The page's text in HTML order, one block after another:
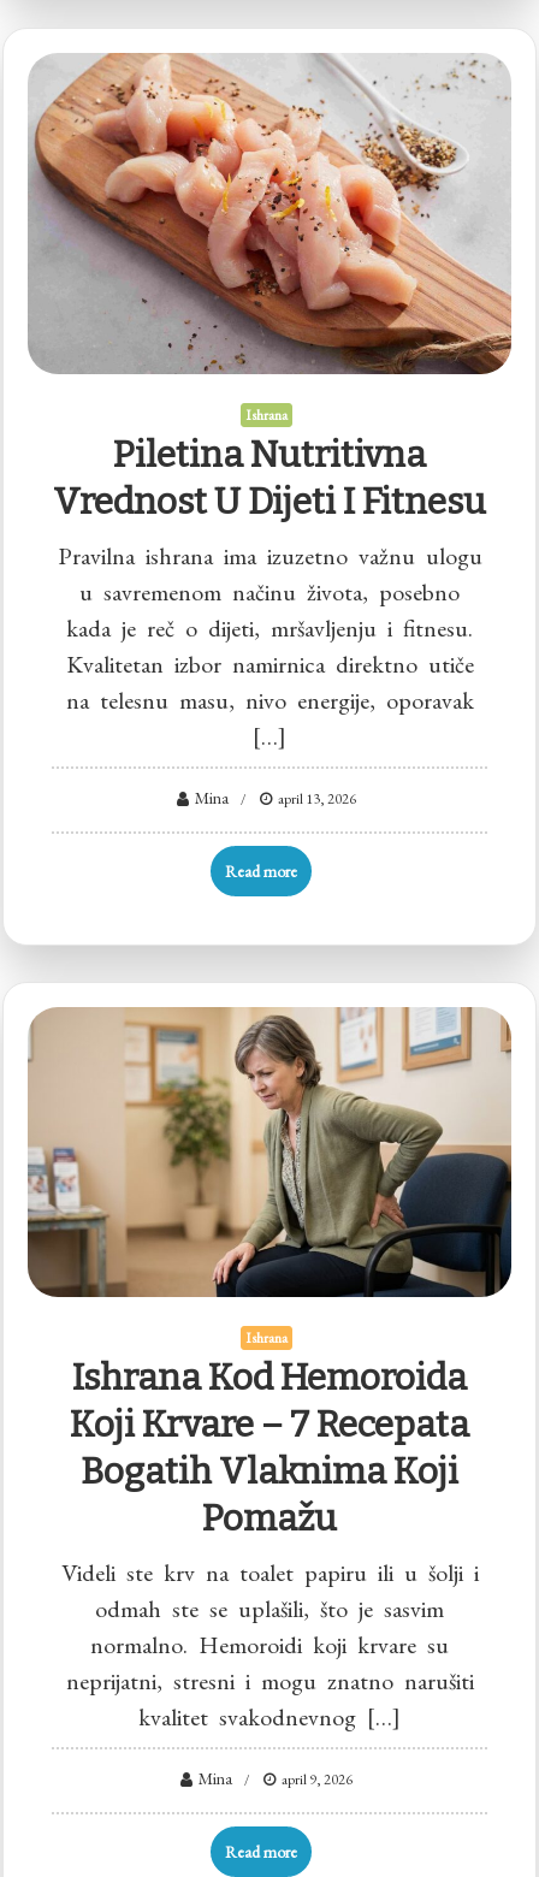
Ishrana
Piletina Nutritivna
Vrednost U Dijeti I Fitnesu
Pravilna ishrana ima izuzetno važnu ulogu
u savremenom načinu života, posebno
kada je reč o dijeti, mršavljenju i fitnesu.
Kvalitetan izbor namirnica direktno utiče
na telesnu masu, nivo energije, oporavak
[…]
Mina april 13, 2026
Read more
Ishrana
Ishrana Kod Hemoroida
Koji Krvare – 7 Recepata
Bogatih Vlaknima Koji
Pomažu
Videli ste krv na toalet papiru ili u šolji i
odmah ste se uplašili, što je sasvim
normalno. Hemoroidi koji krvare su
neprijatni, stresni i mogu znatno narušiti
kvalitet svakodnevnog […]
Mina april 9, 2026
Read more